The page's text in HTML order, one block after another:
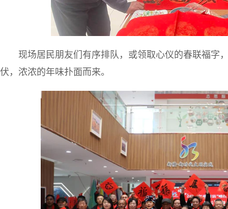
现场居民朋友们有序排队，或领取心仪的春联福字
伏，浓浓的年味扑面而来。